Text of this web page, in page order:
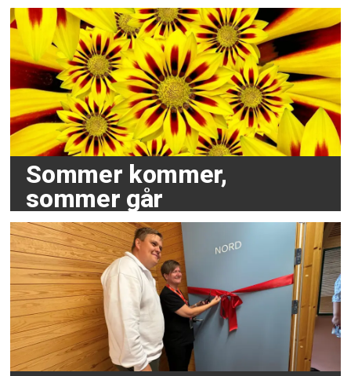
Sommer kommer,
sommer går